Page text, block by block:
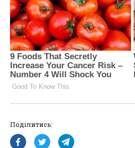
Поділитись: